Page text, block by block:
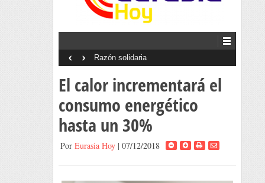
Razón solidaria
‹ ›
El calor incrementará el
consumo energético
hasta un 30%
Por Eurasia Hoy| 07/12/2018